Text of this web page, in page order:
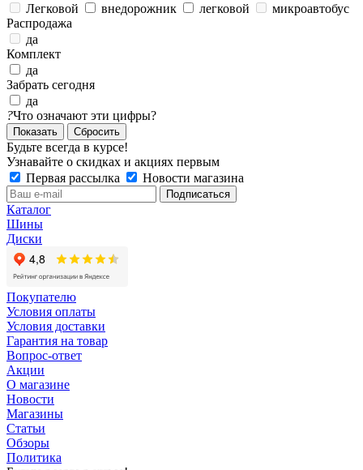
Легковой
внедорожник легковой
микроавтобус
Распродажа
да
Комплект
да
Забрать сегодня
да
?Что означают эти цифры?
Сбросить
Будьте всегда в курсе!
Узнавайте о скидках и акциях первым
Первая рассылка
Новости магазина
Каталог
Шины
Диски
Покупателю
Условия оплаты
Условия доставки
Гарантия на товар
Вопрос-ответ
Акции
О магазине
Новости
Магазины
Статьи
Обзоры
Политика